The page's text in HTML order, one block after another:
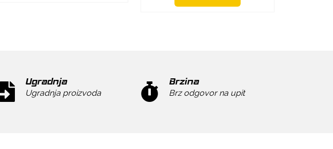
Ugradnja
Ugradnja proizvoda
Brzina
Brz odgovor na upit